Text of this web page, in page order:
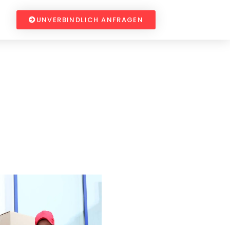
UNVERBINDLICH ANFRAGEN